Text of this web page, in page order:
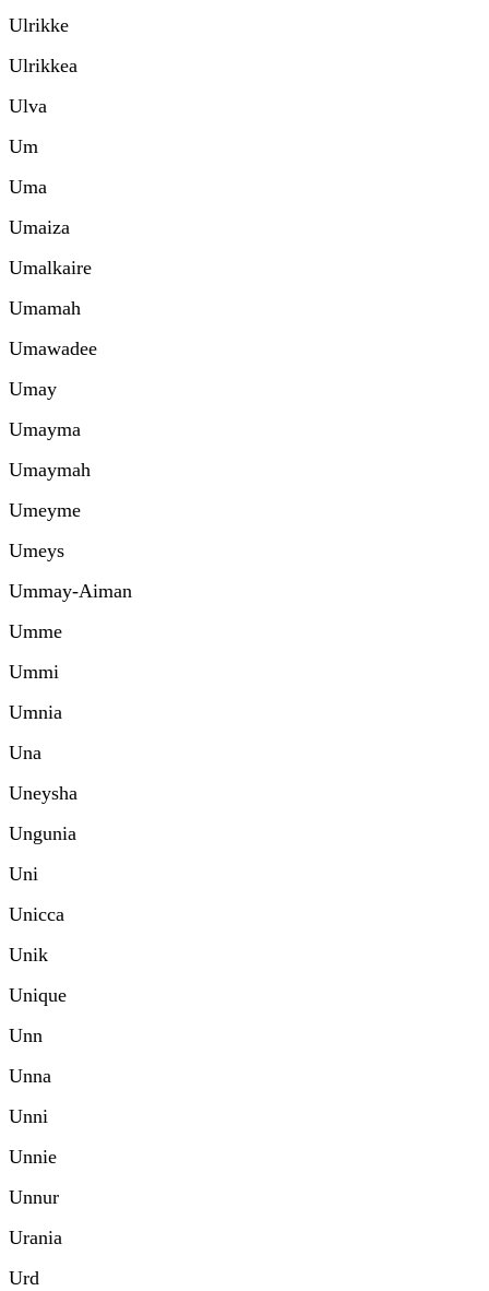
Ulrikke
Ulrikkea
Ulva
Um
Uma
Umaiza
Umalkaire
Umamah
Umawadee
Umay
Umayma
Umaymah
Umeyme
Umeys
Ummay-Aiman
Umme
Ummi
Umnia
Una
Uneysha
Ungunia
Uni
Unicca
Unik
Unique
Unn
Unna
Unni
Unnie
Unnur
Urania
Urd